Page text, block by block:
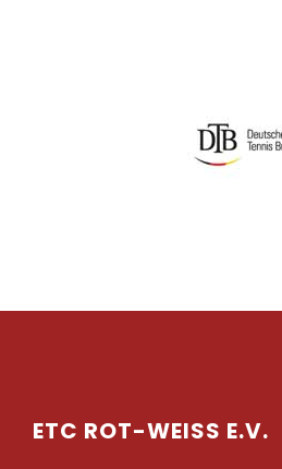
ETC ROT-WEISS E.V.